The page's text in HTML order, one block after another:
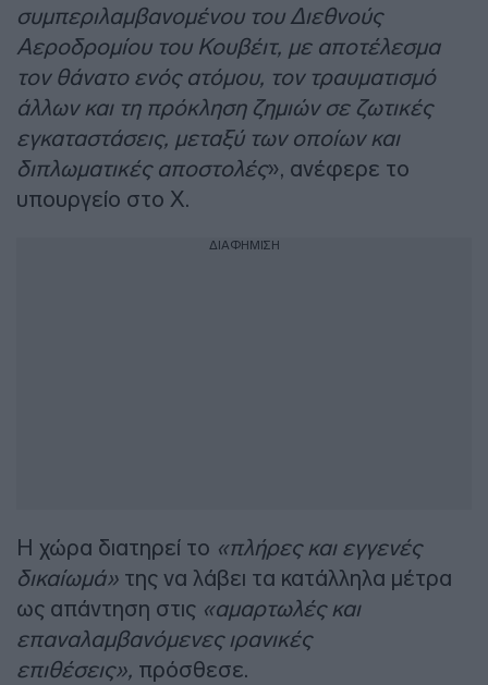
συμπεριλαμβανομένου του Διεθνούς
Αεροδρομίου του Κουβέιτ, με αποτέλεσμα
τον θάνατο ενός ατόμου, τον τραυματισμό
άλλων και τη πρόκληση ζημιών σε ζωτικές
εγκαταστάσεις, μεταξύ των οποίων και
διπλωματικές αποστολές», ανέφερε το
υπουργείο στο X.
ΔΙΑΦΗΜΙΣΗ
Η χώρα διατηρεί το «πλήρες και εγγενές
δικαίωμά» της να λάβει τα κατάλληλα μέτρα
ως απάντηση στις «αμαρτωλές και
επαναλαμβανόμενες ιρανικές
επιθέσεις», πρόσθεσε.